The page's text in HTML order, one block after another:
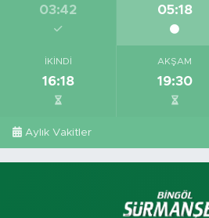
03:42 05:18
İKINDI
16:18
AKŞAM
19:30
Aylık Vakitler